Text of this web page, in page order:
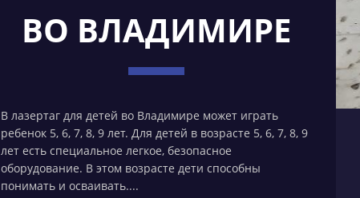
ВО ВЛАДИМИРЕ
В лазертаг для детей во Владимире может играть
ребенок 5, 6, 7, 8, 9 лет. Для детей в возрасте 5, 6, 7, 8, 9
лет есть специальное легкое, безопасное
оборудование. В этом возрасте дети способны
понимать и осваивать....